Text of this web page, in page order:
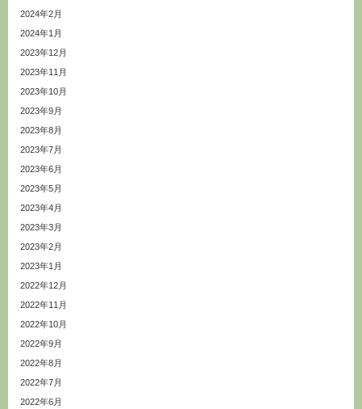
2024年2月
2024年1月
2023年12月
2023年11月
2023年10月
2023年9月
2023年8月
2023年7月
2023年6月
2023年5月
2023年4月
2023年3月
2023年2月
2023年1月
2022年12月
2022年11月
2022年10月
2022年9月
2022年8月
2022年7月
2022年6月